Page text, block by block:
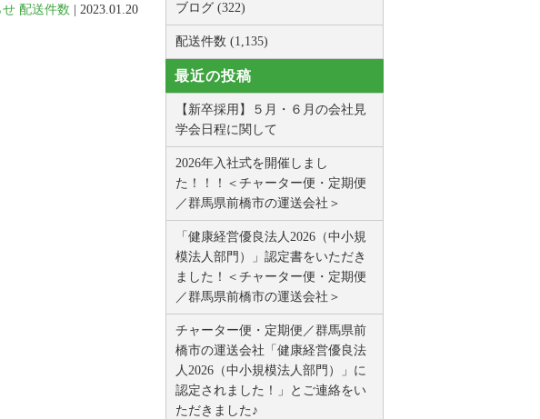
せ 配送件数 2023.01.20 ブログ (322)
配送件数 (1,135)
最近の投稿
【新卒採用】５月・６月の会社見
学会日程に関して
2026年入社式を開催しまし
た！！！＜チャーター便・定期便
／群馬県前橋市の運送会社＞
「健康経営優良法人2026（中小規
模法人部門）」認定書をいただき
ました！＜チャーター便・定期便
／群馬県前橋市の運送会社＞
チャーター便・定期便／群馬県前
橋市の運送会社「健康経営優良法
人2026（中小規模法人部門）」に
認定されました！」とご連絡をい
ただきました♪